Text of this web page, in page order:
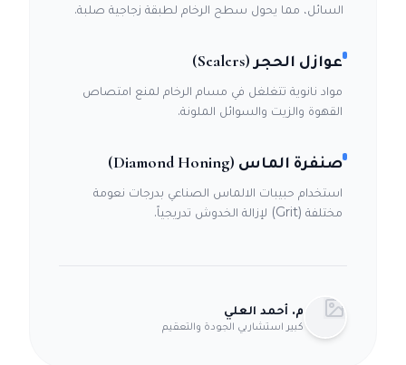
السائل، مما يحول سطح الرخام لطبقة زجاجية صلبة.
عوازل الحجر (Sealers)
مواد نانوية تتغلغل في مسام الرخام لمنع امتصاص
القهوة والزيت والسوائل الملونة.
صنفرة الماس (Diamond Honing)
استخدام حبيبات الالماس الصناعي بدرجات نعومة
مختلفة (Grit) لإزالة الخدوش تدريجياً.
م. أحمد العلي
كبير استشاريي الجودة والتعقيم